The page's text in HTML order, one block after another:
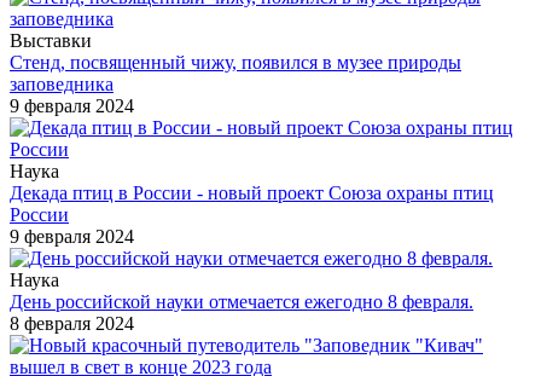
Выставки
Стенд, посвященный чижу, появился в музее природы
заповедника
9 февраля 2024
Наука
Декада птиц в России - новый проект Союза охраны птиц
России
9 февраля 2024
Наука
День российской науки отмечается ежегодно 8 февраля.
8 февраля 2024